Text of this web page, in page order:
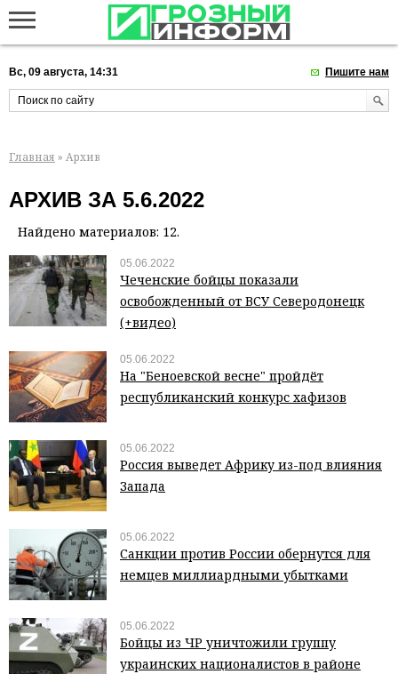
Вс, 09 августа, 14:31 Пишите нам
Главная » Архив
АРХИВ ЗА 5.6.2022
Найдено материалов: 12.
05.06.2022
Чеченские бойцы показали
освобожденный от ВСУ Северодонецк
(+видео)
05.06.2022
На "Беноевской весне" пройдёт
республиканский конкурс хафизов
05.06.2022
Россия выведет Африку из-под влияния
Запада
05.06.2022
Санкции против России обернутся для
немцев миллиардными убытками
05.06.2022
Бойцы из ЧР уничтожили группу
украинских националистов в районе